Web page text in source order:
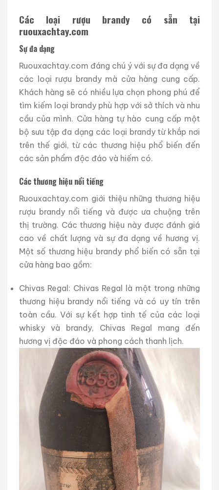
Các loại rượu brandy có sẵn tại
ruouxachtay.com
Sự đa dạng
Ruouxachtay.com đáng chú ý với sự đa dạng về
các loại rượu brandy mà cửa hàng cung cấp.
Khách hàng sẽ có nhiều lựa chọn phong phú để
tìm kiếm loại brandy phù hợp với sở thích và nhu
cầu của mình. Cửa hàng tự hào cung cấp một
bộ sưu tập đa dạng các loại brandy từ khắp nơi
trên thế giới, từ các thương hiệu phổ biến đến
các sản phẩm độc đáo và hiếm có.
Các thương hiệu nổi tiếng
Ruouxachtay.com giới thiệu những thương hiệu
rượu brandy nổi tiếng và được ưa chuộng trên
thị trường. Các thương hiệu này được đánh giá
cao về chất lượng và sự đa dạng về hương vị.
Một số thương hiệu brandy phổ biến có sẵn tại
cửa hàng bao gồm:
Chivas Regal: Chivas Regal là một trong những
thương hiệu brandy nổi tiếng và có uy tín trên
toàn cầu. Với sự kết hợp tinh tế của các loại
whisky và brandy, Chivas Regal mang đến
hương vị độc đáo và phong cách thanh lịch.